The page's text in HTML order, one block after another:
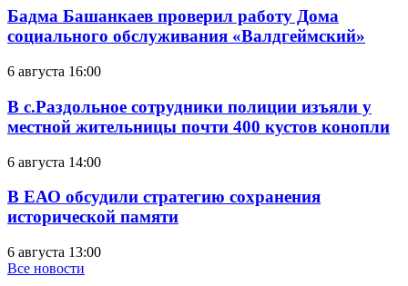
Бадма Башанкаев проверил работу Дома
социального обслуживания «Валдгеймский»
6 августа 16:00
В с.Раздольное сотрудники полиции изъяли у
местной жительницы почти 400 кустов конопли
6 августа 14:00
В ЕАО обсудили стратегию сохранения
исторической памяти
6 августа 13:00
Все новости